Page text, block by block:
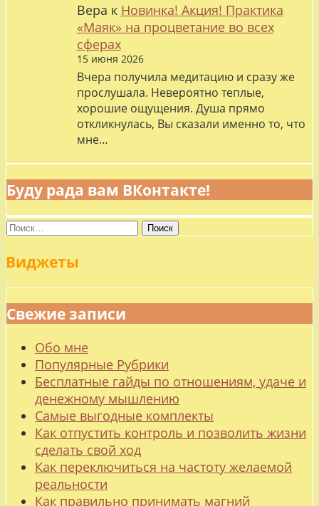
Вера к Новинка! Акция! Практика
«Маяк» на процветание во всех
сферах
15 июня 2026
Вчера получила медитацию и сразу же
прослушала. Невероятно теплые,
хорошие ощущения. Душа прямо
откликнулась, Вы сказали именно то, что
мне…
Буду рада вам ВКонтакте!
Найти:
Виджеты
Свежие записи
Обо мне
Популярные Рубрики
Бесплатные гайды по отношениям, удаче и
денежному мышлению
Самые выгодные комплекты
Как отпустить контроль и позволить жизни
сделать свой ход
Как переключиться на частоту желаемой
реальности
Как правильно принимать магний